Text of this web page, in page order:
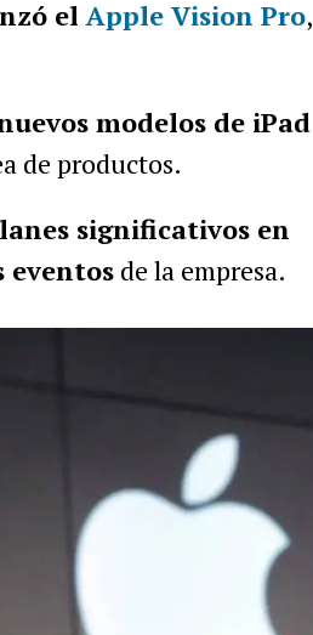
elApple Vision Pro,
modelos de iPad
de productos.
significativos en
eventosde la empresa.